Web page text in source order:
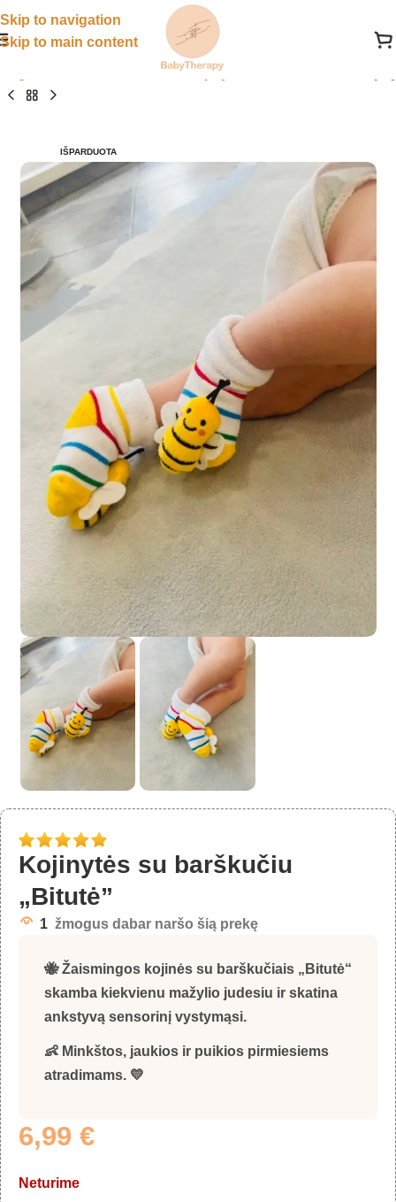
Skip to navigation
Skip to main content
Parduotuvė» Kojinytės su barškučiu
IŠPARDUOTA
Kojinytės su barškučiu
„Bitutė”
1 žmogus dabar naršo šią prekę
🐝 Žaismingos kojinės su barškučiais „Bitutė“
skamba kiekvienu mažylio judesiu ir skatina
ankstyvą sensorinį vystymąsi.
👶 Minkštos, jaukios ir puikios pirmiesiems
atradimams. 💛
6,99 €
Neturime